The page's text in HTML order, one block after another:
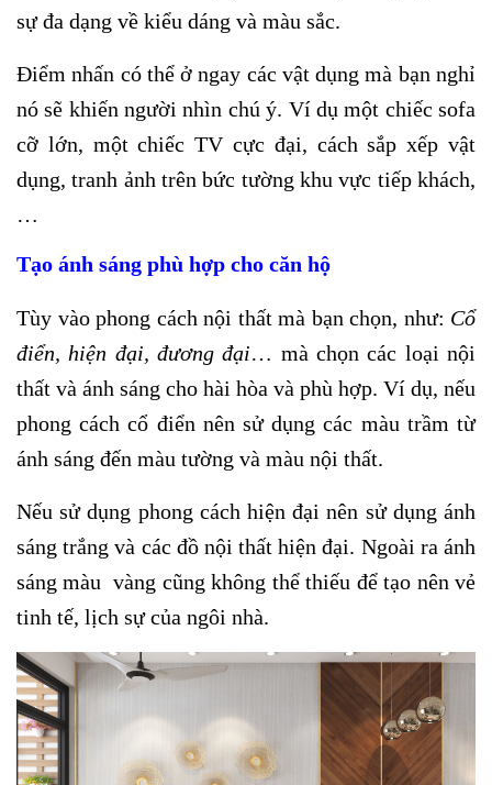
sự đa dạng về kiểu dáng và màu sắc.
Điểm nhấn có thể ở ngay các vật dụng mà bạn nghỉ
nó sẽ khiến người nhìn chú ý. Ví dụ một chiếc sofa
cỡ lớn, một chiếc TV cực đại, cách sắp xếp vật
dụng, tranh ảnh trên bức tường khu vực tiếp khách,
…
Tạo ánh sáng phù hợp cho căn hộ
Tùy vào phong cách nội thất mà bạn chọn, như: Cổ
điển, hiện đại, đương đại… mà chọn các loại nội
thất và ánh sáng cho hài hòa và phù hợp. Ví dụ, nếu
phong cách cổ điển nên sử dụng các màu trầm từ
ánh sáng đến màu tường và màu nội thất.
Nếu sử dụng phong cách hiện đại nên sử dụng ánh
sáng trắng và các đồ nội thất hiện đại. Ngoài ra ánh
sáng màu vàng cũng không thể thiếu để tạo nên vẻ
tinh tế, lịch sự của ngôi nhà.